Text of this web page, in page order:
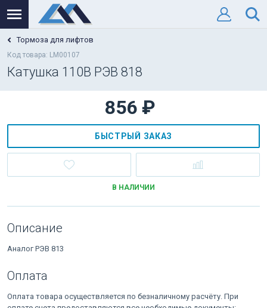
Тормоза для лифтов
Код товара: LM00107
Катушка 110В РЭВ 818
856 ₽
БЫСТРЫЙ ЗАКАЗ
В НАЛИЧИИ
Описание
Аналог РЭВ 813
Оплата
Оплата товара осуществляется по безналичному расчёту. При